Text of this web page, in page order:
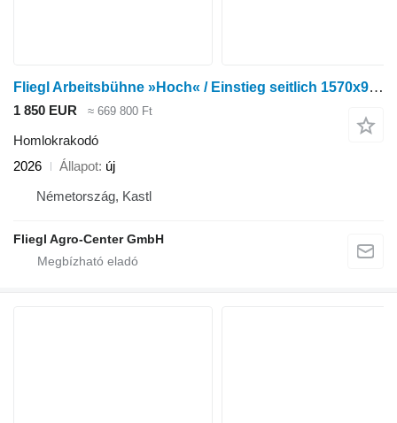
Fliegl Arbeitsbühne »Hoch« / Einstieg seitlich 1570x920x1100 mm / Euron
1 850 EUR ≈ 669 800 Ft
Homlokrakodó
2026
Állapot új
Németország, Kastl
Fliegl Agro-Center GmbH